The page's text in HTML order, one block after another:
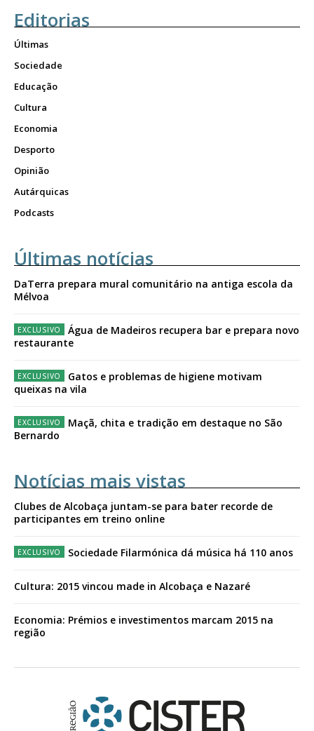
Editorias
Últimas
Sociedade
Educação
Cultura
Economia
Desporto
Opinião
Autárquicas
Podcasts
Últimas notícias
DaTerra prepara mural comunitário na antiga escola da
Mélvoa
Água de Madeiros recupera bar e prepara novo
restaurante
Gatos e problemas de higiene motivam
queixas na vila
Maçã, chita e tradição em destaque no São
Bernardo
Notícias mais vistas
Clubes de Alcobaça juntam-se para bater recorde de
participantes em treino online
Sociedade Filarmónica dá música há 110 anos
Cultura: 2015 vincou made in Alcobaça e Nazaré
Economia: Prémios e investimentos marcam 2015 na
região